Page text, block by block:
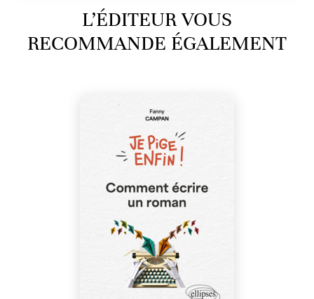
L’ÉDITEUR VOUS
RECOMMANDE ÉGALEMENT